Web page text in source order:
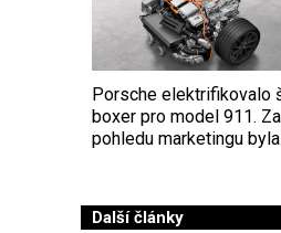
Porsche elektrifikovalo
boxer pro model 911.
pohledu marketingu
Další články